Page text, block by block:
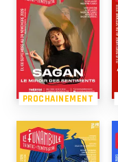
PROCHAINEMENT